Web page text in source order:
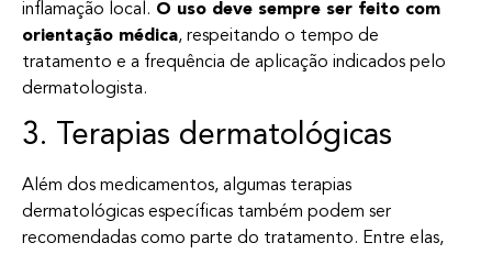
inflamação local. O uso deve sempre ser feito com
orientação médica, respeitando o tempo de
tratamento e a frequência de aplicação indicados pelo
dermatologista.
3. Terapias dermatológicas
Além dos medicamentos, algumas terapias
dermatológicas específicas também podem ser
recomendadas como parte do tratamento. Entre elas,